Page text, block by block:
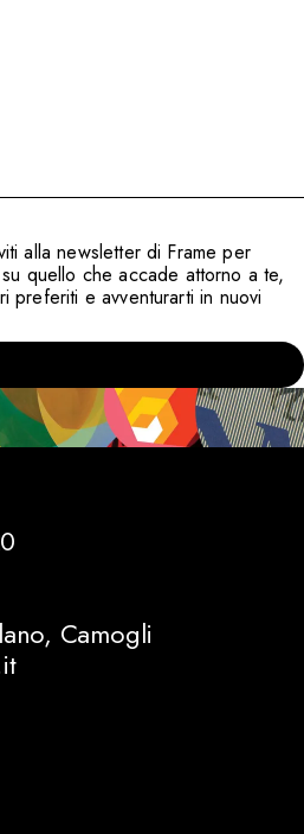
alla newsletter di Frame per
quello che accade attorno a te,
preferiti e avventurarti in nuovi
Camogli